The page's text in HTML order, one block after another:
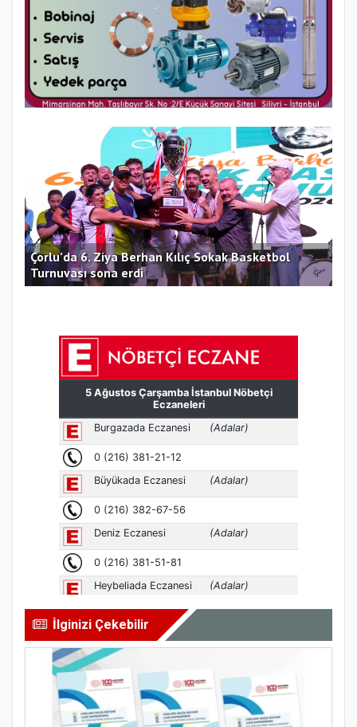
Çorlu’da 6. Ziya Berhan Kılıç Sokak Basketbol
Turnuvası sona erdi
İlginizi Çekebilir